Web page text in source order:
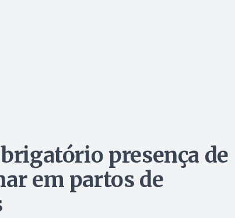
presença de
em partos de